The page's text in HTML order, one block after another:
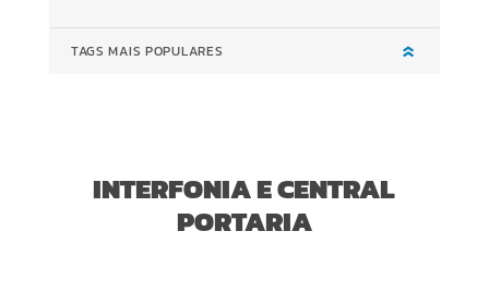
TAGS MAIS POPULARES
INTERFONIA E CENTRAL
PORTARIA